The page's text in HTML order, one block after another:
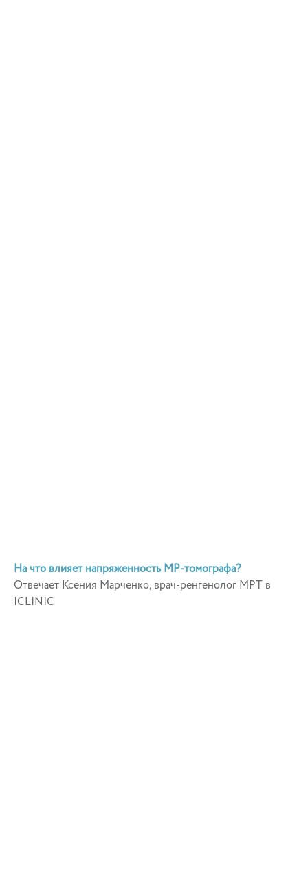
На что влияет напряженность МР-томографа?
Отвечает Ксения Марченко, врач-ренгенолог МРТ в
ICLINIC